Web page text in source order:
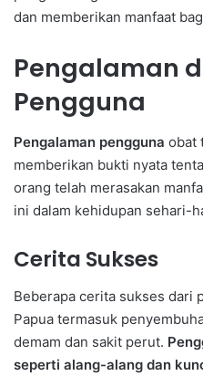
dan memberikan manfaat
Pengalaman
Pengguna
Pengalaman pengguna obat
memberikan bukti nyata
orang telah merasakan
ini dalam kehidupan sehari-
Cerita Sukses
Beberapa cerita sukses dari
Papua termasuk
demam dan sakit perut.
seperti alang-alang dan